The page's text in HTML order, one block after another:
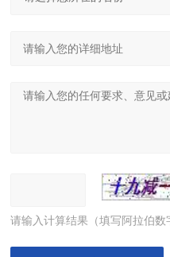
请输入计算结果（填写阿拉伯数